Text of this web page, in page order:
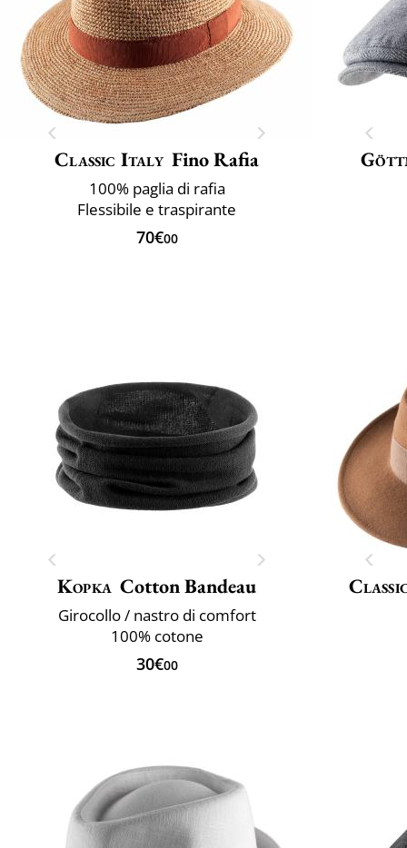
Classic Italy Fino Rafia
100% paglia di rafia
Flessibile e traspirante
70€00
Kopka Cotton Bandeau
Girocollo / nastro di comfort
100% cotone
30€00